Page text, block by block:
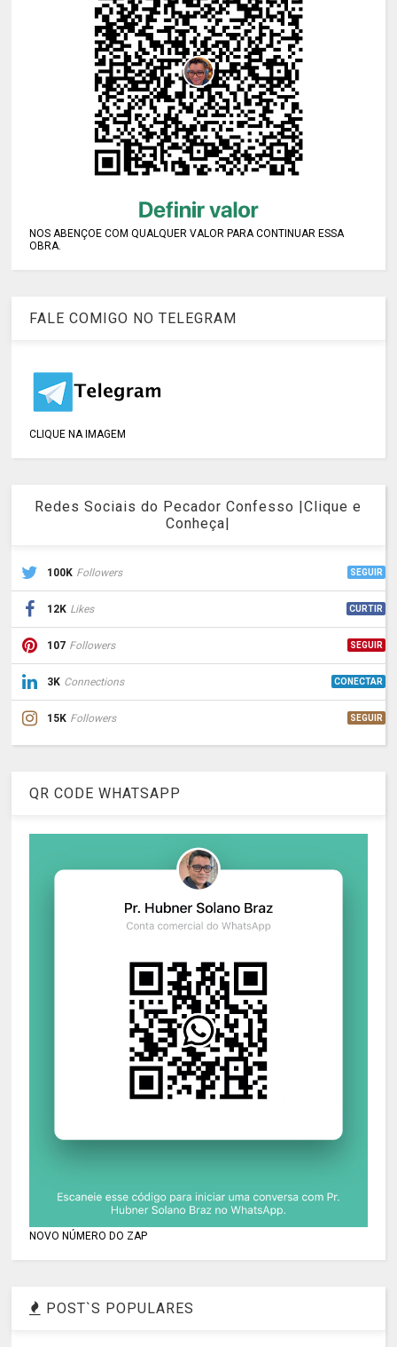
NOS ABENÇOE COM QUALQUER VALOR PARA CONTINUAR ESSA
OBRA.
FALE COMIGO NO TELEGRAM
CLIQUE NA IMAGEM
Redes Sociais do Pecador Confesso |Clique e
Conheça|
100K Followers SEGUIR
12K Likes CURTIR
107 Followers SEGUIR
3K Connections CONECTAR
15K Followers SEGUIR
QR CODE WHATSAPP
NOVO NÚMERO DO ZAP
POST`S POPULARES